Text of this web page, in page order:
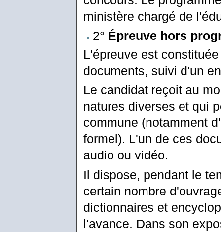
ministère chargé de
2° Épreuve hors
L'épreuve est
documents, suivi d'un
Le candidat reçoit au
natures diverses et qui
commune (notamment
formel). L'un de ces
audio ou vidéo.
Il dispose, pendant le
certain nombre
dictionnaires et
l'avance. Dans son